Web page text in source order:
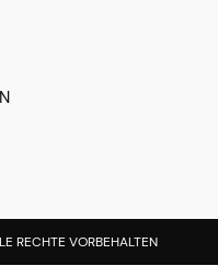
RECHTE VORBEHALTEN